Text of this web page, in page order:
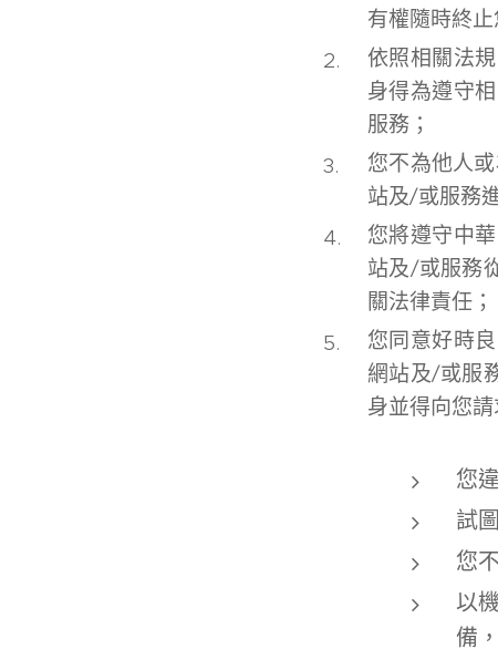
有權隨時終
依照相關法
身得為遵守
服務；
您不為他人
站及/或服務
您將遵守中
站及/或服務
關法律責任；
您同意好時
網站及/或服
身並得向您
您
試
您
以
備